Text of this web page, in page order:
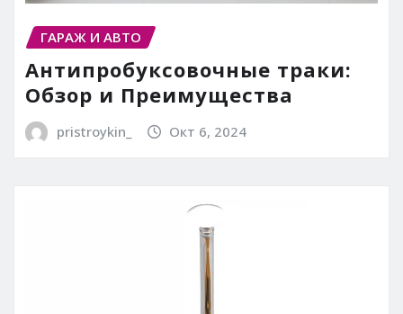
ГАРАЖ И АВТО
Антипробуксовочные траки:
Обзор и Преимущества
pristroykin_ Окт 6, 2024